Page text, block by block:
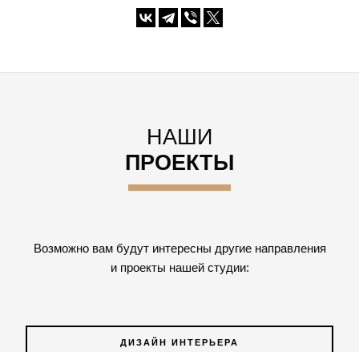
НАШИ
ПРОЕКТЫ
Возможно вам будут интересны другие направления
и проекты нашей студии:
ДИЗАЙН ИНТЕРЬЕРА